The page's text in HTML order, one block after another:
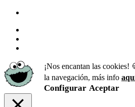
¡Nos encantan las cookies!
la navegación, más info
Configurar Aceptar